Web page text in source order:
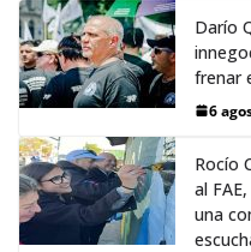
Darío
frenar
6
Rocío
al
una